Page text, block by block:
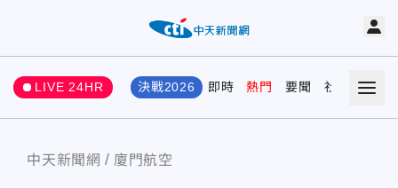
LIVE 24HR 決戰2026 即時 熱門 要聞 社會 娛樂
中天新聞網 廈門航空